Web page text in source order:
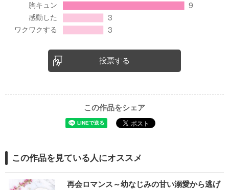
投票する
この作品をシェア
この作品を見ている人にオススメ
再会ロマンス～幼なじみの甘い溺愛から逃げ